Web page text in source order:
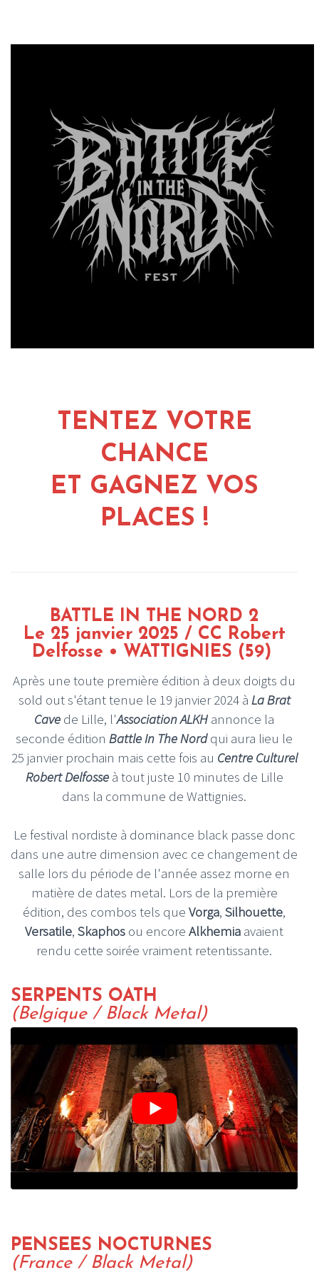
TENTEZ VOTRE
CHANCE
ET GAGNEZ VOS
PLACES !
BATTLE IN THE NORD 2
Le 25 janvier 2025 / CC Robert
Delfosse • WATTIGNIES (59)
Après une toute première édition à deux doigts du
sold out s'étant tenue le 19 janvier 2024 à La Brat
Cave de Lille, l'Association ALKH annonce la
seconde édition Battle In The Nordqui aura lieu le
25 janvier prochain mais cette fois au Centre Culturel
Robert Delfosseà tout juste 10 minutes de Lille
dans la commune de Wattignies.
Le festival nordiste à dominance black passe donc
dans une autre dimension avec ce changement de
salle lors du période de l'année assez morne en
matière de dates metal. Lors de la première
édition, des combos tels que Vorga, Silhouette,
Versatile, Skaphos ou encore Alkhemia avaient
rendu cette soirée vraiment retentissante.
SERPENTS OATH
(Belgique / Black Metal)
PENSEES NOCTURNES
(France / Black Metal)